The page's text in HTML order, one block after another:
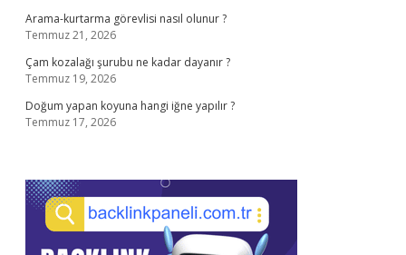
Arama-kurtarma görevlisi nasıl olunur ?
Temmuz 21, 2026
Çam kozalağı şurubu ne kadar dayanır ?
Temmuz 19, 2026
Doğum yapan koyuna hangi iğne yapılır ?
Temmuz 17, 2026